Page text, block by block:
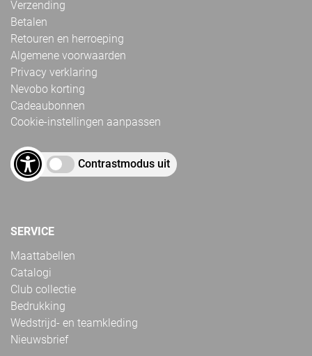
Verzending
Betalen
Retouren en herroeping
Algemene voorwaarden
Privacy verklaring
Nevobo korting
Cadeaubonnen
Cookie-instellingen aanpassen
Contrastmodus uit
SERVICE
Maattabellen
Catalogi
Club collectie
Bedrukking
Wedstrijd- en teamkleding
Nieuwsbrief